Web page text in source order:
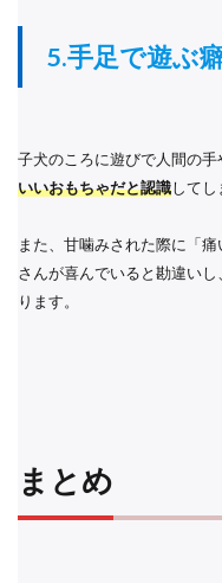
5.手足で遊ぶ
子犬のころに遊びで人間の手
いいおもちゃだと認識してし
また、甘噛みされた際に「
さんが喜んでいると勘違い
ります。
まとめ